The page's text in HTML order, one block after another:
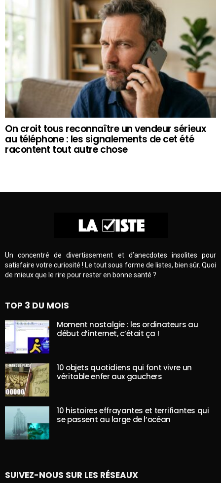
On croit tous reconnaître un vendeur sérieux
au téléphone : les signalements de cet été
racontent tout autre chose
Un concentré de divertissement et d’anecdotes insolites pour
satisfaire votre curiosité ! Le tout sous forme de listes, bien sûr. Quoi
de mieux que le rire pour rester en bonne santé ?
TOP 3 DU MOIS
Moment nostalgie : les ordinateurs au
début d’internet, c’était ça !
10 objets quotidiens qui font vivre un
véritable enfer aux gauchers
10 histoires effrayantes et terrifiantes qui
se passent au large de l’océan
SUIVEZ-NOUS SUR LES RÉSEAUX